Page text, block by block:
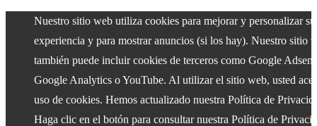
Nuestro sitio web utiliza cookies para mejorar y personalizar su
experiencia y para mostrar anuncios (si los hay). Nuestro sitio
también puede incluir cookies de terceros como Google
Google Analytics o YouTube. Al utilizar el sitio web, usted
uso de cookies. Hemos actualizado nuestra Política de
Haga clic en el botón para consultar nuestra Política de